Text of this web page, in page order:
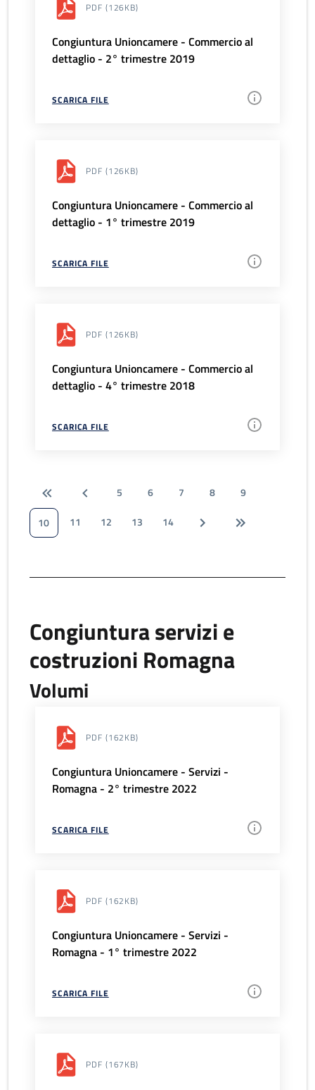
PDF (126KB)
Congiuntura Unioncamere - Commercio al
dettaglio - 2° trimestre 2019
SCARICA FILE
PDF (126KB)
Congiuntura Unioncamere - Commercio al
dettaglio - 1° trimestre 2019
SCARICA FILE
PDF (126KB)
Congiuntura Unioncamere - Commercio al
dettaglio - 4° trimestre 2018
SCARICA FILE
5 6 7 8
9
10
11 12 13 14
Congiuntura servizi e
costruzioni Romagna
Volumi
PDF (162KB)
Congiuntura Unioncamere - Servizi -
Romagna - 2° trimestre 2022
SCARICA FILE
PDF (162KB)
Congiuntura Unioncamere - Servizi -
Romagna - 1° trimestre 2022
SCARICA FILE
PDF (167KB)